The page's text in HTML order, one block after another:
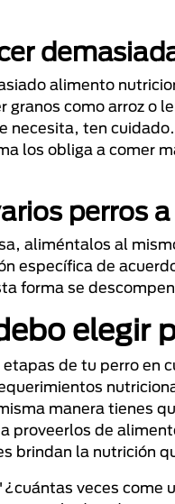
alimento
granos como arroz o
necesita, ten
los obliga a comer
perros a
aliméntalos al
específica de
forma se
elegir
de tu perro en
manera tienes
proveerlos de
brindan la nutrición
veces come